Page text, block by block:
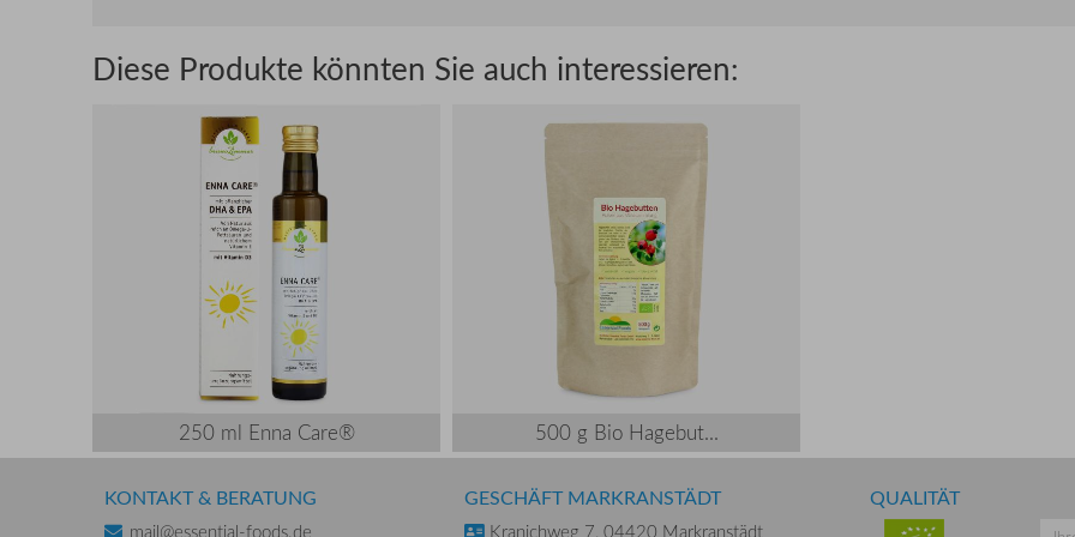
Diese Produkte könnten Sie auch interessieren:
250 ml Enna Care® 500 g Bio Hagebut...
KONTAKT & BERATUNG
mail@essential-foods.de
GESCHÄFT MARKRANSTÄDT
Kranichweg 7, 04420 Markranstädt
QUALITÄT